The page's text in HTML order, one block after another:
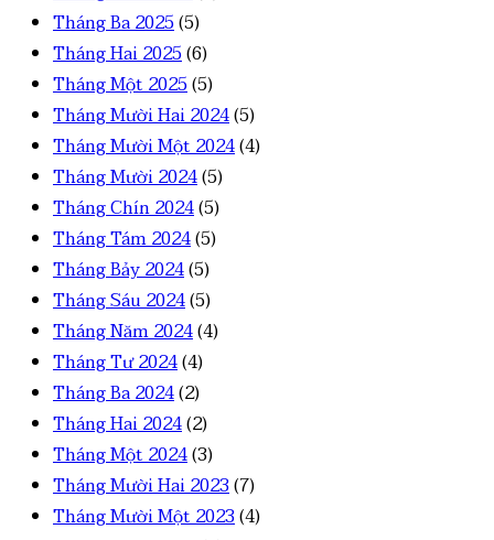
Tháng Ba 2025(5)
Tháng Hai 2025(6)
Tháng Một 2025(5)
Tháng Mười Hai 2024(5)
Tháng Mười Một 2024(4)
Tháng Mười 2024(5)
Tháng Chín 2024(5)
Tháng Tám 2024(5)
Tháng Bảy 2024(5)
Tháng Sáu 2024(5)
Tháng Năm 2024(4)
Tháng Tư 2024(4)
Tháng Ba 2024(2)
Tháng Hai 2024(2)
Tháng Một 2024(3)
Tháng Mười Hai 2023(7)
Tháng Mười Một 2023(4)